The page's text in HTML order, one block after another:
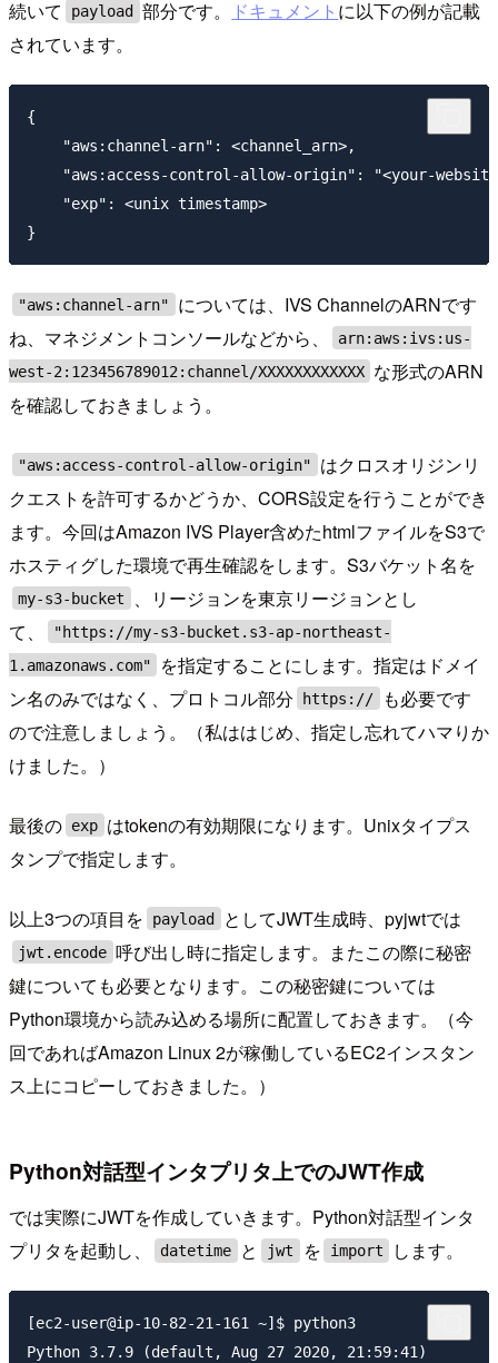
続いて payload 部分です。 ドキュメント に以下の例が記載
されています。
{
    "aws:channel-arn": <channel_arn>,
"aws:access-control-allow-origin": "<your-
    "exp": <unix timestamp>
"aws:channel-arn"
については、IVS ChannelのARNです
ね、マネジメントコンソールなどから、
arn:aws:ivs:us-
west-2:123456789012:channel/XXXXXXXXXXXX な形式のARN
を確認しておきましょう。
"aws:access-control-allow-origin"
はクロスオリジンリ
クエストを許可するかどうか、CORS設定を行うことができ
ます。今回はAmazon IVS Player含めたhtmlファイルをS3で
ホスティグした環境で再生確認をします。S3バケット名を
my-s3-bucket
、リージョンを東京リージョンとし
て、
"https://my-s3-bucket.s3-ap-northeast-
1.amazonaws.com"
を指定することにします。指定はドメイ
ン名のみではなく、プロトコル部分
https://
も必要です
ので注意しましょう。（私ははじめ、指定し忘れてハマりか
けました。）
最後の exp はtokenの有効期限になります。Unixタイプス
タンプで指定します。
以上3つの項目を payload としてJWT生成時、pyjwtでは
jwt.encode 呼び出し時に指定します。またこの際に秘密
鍵についても必要となります。この秘密鍵については
Python環境から読み込める場所に配置しておきます。（今
回であればAmazon Linux 2が稼働しているEC2インスタン
ス上にコピーしておきました。）
Python対話型インタプリタ上でのJWT作成
では実際にJWTを作成していきます。Python対話型インタ
プリタを起動し、
datetime と jwt を import します。
[ec2-user@ip-10-82-21-161 ~]$ python3
Python 3.7.9 (default, Aug 27 2020, 21:59:41)